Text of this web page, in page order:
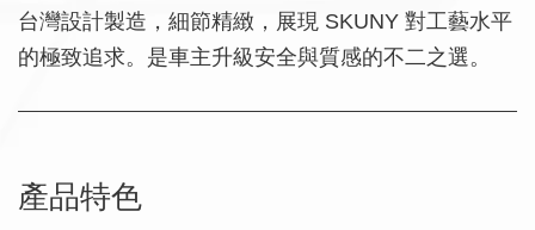
台灣設計製造，細節精緻，展現 SKUNY 對工藝水平
的極致追求。是車主升級安全與質感的不二之選。
產品特色